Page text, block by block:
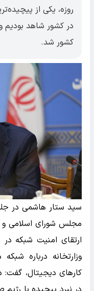
روزه، یکی از
کشور شد.
مجلس شورای اسلامی و
وزارتخانه درباره
کارهای دیجیتال، گفت: